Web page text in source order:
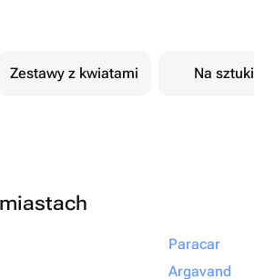
Zestawy z kwiatami Na sztuki
Paracar
Argavand